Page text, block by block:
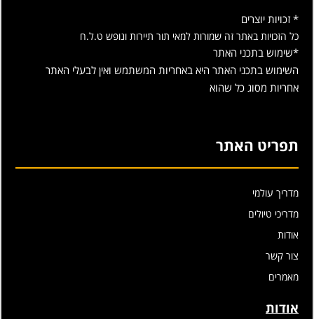
* זכויות יוצרים
כל הזכויות באתר זה שמורות למאי תור תיירות ונופש ט.ל.ח
*שימוש בתכני האתר
השימוש בתכני האתר היא באחריות המשתמש ואין לבעלי האתר
אחריות מסוג כל שהוא
תפריט האתר
מדריך עולמי
מדריכי טיולים
אודות
צור קשר
מאמרים
אודות